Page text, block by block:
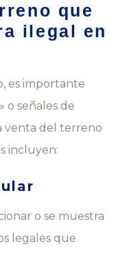
que
ilegal en
es importante
o señales de
venta del terreno
incluyen:
o se muestra
legales que